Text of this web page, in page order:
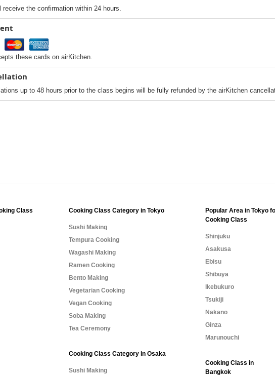
receive the confirmation within 24 hours.
these cards on airKitchen.
up to 48 hours prior to the class begins will be fully refunded by the airKitchen
Class Cooking Class Category in Tokyo
Sushi Making
Tempura Cooking
Wagashi Making
Ramen Cooking
Bento Making
Vegetarian Cooking
Vegan Cooking
Soba Making
Tea Ceremony
Cooking Class Category in Osaka
Sushi Making
Popular Area in Tokyo
Cooking Class
Shinjuku
Asakusa
Ebisu
Shibuya
Ikebukuro
Tsukiji
Nakano
Ginza
Marunouchi
Cooking Class in
Bangkok